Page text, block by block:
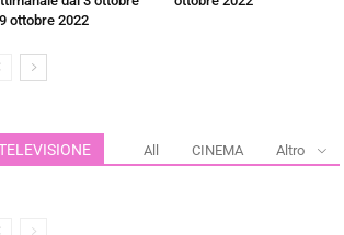
ottobre 2022
All CINEMA Altro